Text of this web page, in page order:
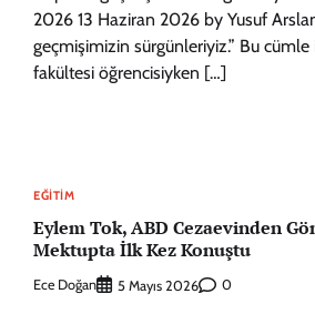
2026 13 Haziran 2026 by Yusuf
geçmişimizin sürgünleriyiz.” Bu cümle
fakültesi öğrencisiyken […]
EĞITIM
Eylem Tok, ABD Cezaevinden
Mektupta İlk Kez Konuştu
Ece Doğan 5 Mayıs 2026 0